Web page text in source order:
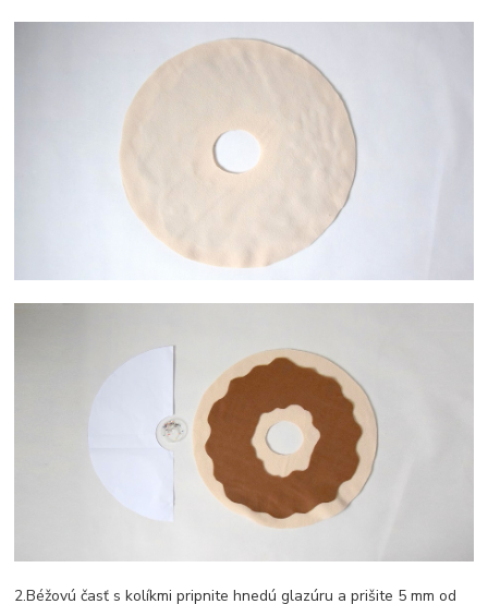
2.Béžovú časť s kolíkmi pripnite hnedú glazúru a prišite 5 mm od